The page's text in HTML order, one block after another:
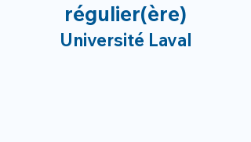
régulier(ère)
Université Laval